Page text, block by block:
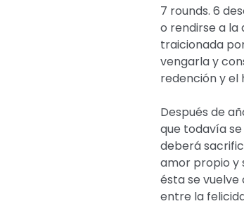
7 rounds. 6
o rendirse a la
traicionada
vengarla y
redención y el
Después de
que todavía
deberá
amor propio y
ésta se
entre la